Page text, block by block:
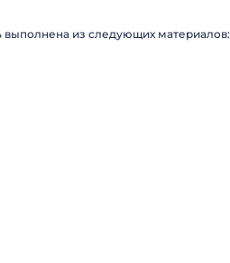
из следующих материалов: